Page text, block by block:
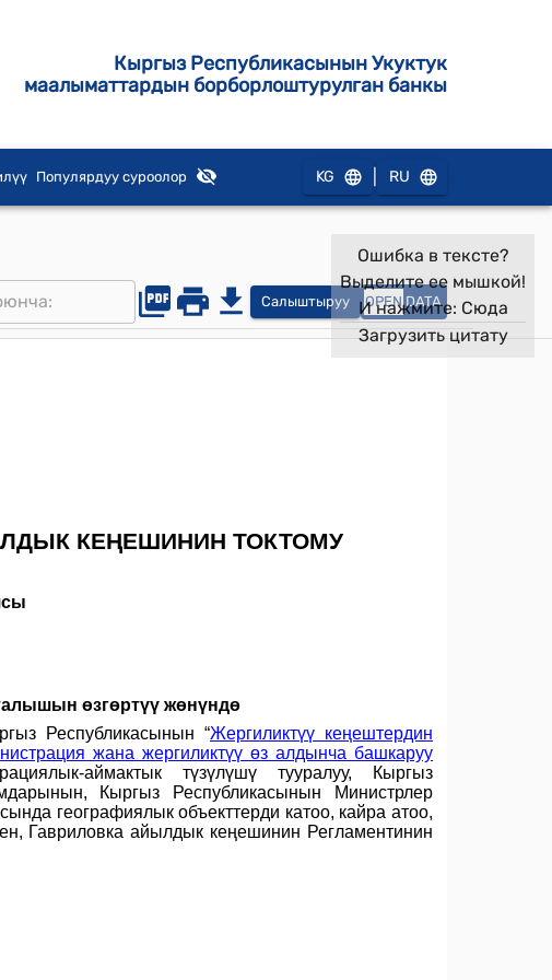
Кыргыз Республикасынын Укуктук
маалыматтардын борборлоштурулган банкы
Популярдуу суроолор KG RU
Салыштыруу OPEN DATA
Ошибка в тексте?
Выделите ее мышкой!
И нажмите: Сюда
Загрузить цитату